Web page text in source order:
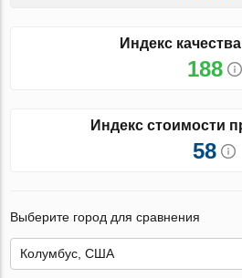
Индекс
188
Индекс стоимости
58
Выберите город для сравнения